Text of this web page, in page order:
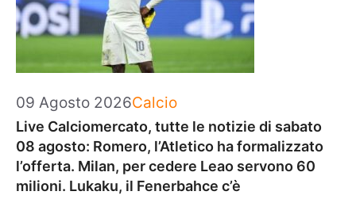
09 Agosto 2026Categorie
Calcio
Live Calciomercato, tutte le notizie di sabato
08 agosto: Romero, l’Atletico ha formalizzato
l’offerta. Milan, per cedere Leao servono 60
milioni. Lukaku, il Fenerbahce c’è